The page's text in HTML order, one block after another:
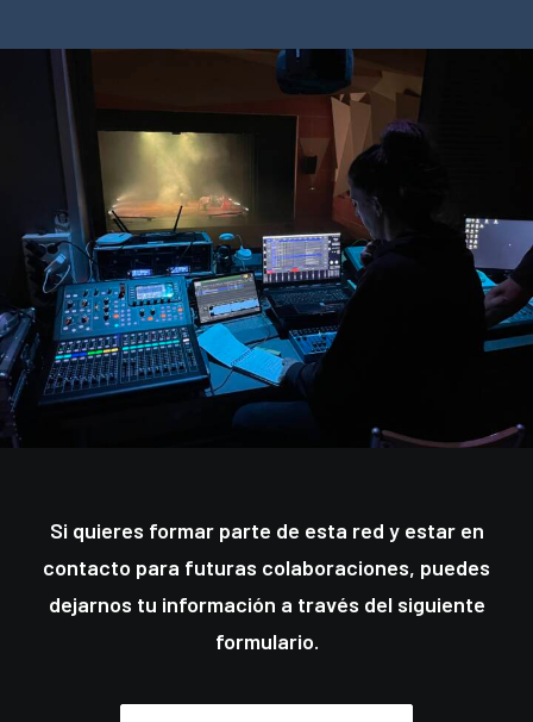
Si quieres formar parte de esta red y estar en
contacto para futuras colaboraciones, puedes
dejarnos tu información a través del siguiente
formulario.